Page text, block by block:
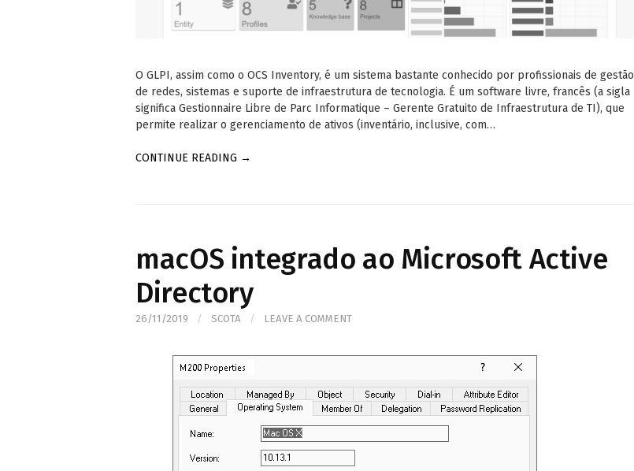
O GLPI, assim como o OCS Inventory, é um sistema bastante conhecido por profissionais de gestão
de redes, sistemas e suporte de infraestrutura de tecnologia. É um software livre, francês (a sigla
significa Gestionnaire Libre de Parc Informatique – Gerente Gratuito de Infraestrutura de TI), que
permite realizar o gerenciamento de ativos (inventário, inclusive, com…
CONTINUE READING →
macOS integrado ao Microsoft Active
Directory
26/11/2019 / SCOTA / LEAVE A COMMENT